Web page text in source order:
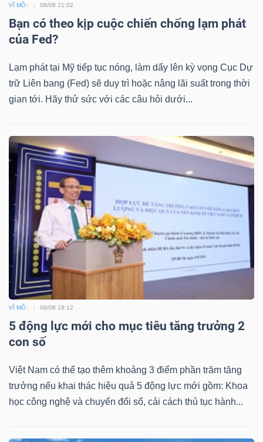
VĨ MÔ 08/08 21:02
Bạn có theo kịp cuộc chiến chống lạm phát
của Fed?
Lạm phát tại Mỹ tiếp tục nóng, làm dấy lên kỳ vọng Cục Dự
trữ Liên bang (Fed) sẽ duy trì hoặc nâng lãi suất trong thời
gian tới. Hãy thử sức với các câu hỏi dưới...
VĨ MÔ 08/08 18:12
5 động lực mới cho mục tiêu tăng trưởng 2
con số
Việt Nam có thể tạo thêm khoảng 3 điểm phần trăm tăng
trưởng nếu khai thác hiệu quả 5 động lực mới gồm: Khoa
học công nghệ và chuyển đổi số, cải cách thủ tục hành...